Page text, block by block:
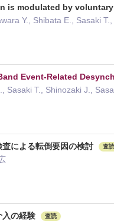
modulated by
Y., Shibata E., Sasaki
Event‐Related
Sasaki T., Shinozaki J.,
による転倒要因の検討 査読
入の経験 査読